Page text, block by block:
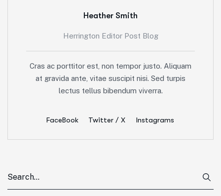
Heather Smith
Herrington Editor Post Blog
Cras ac porttitor est, non tempor justo. Aliquam
at gravida ante, vitae suscipit nisi. Sed turpis
lectus tellus bibendum viverra.
FaceBook Twitter / X Instagrams